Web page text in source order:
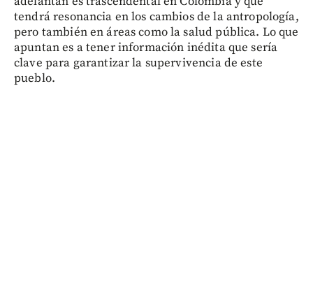
tendrá resonancia en los cambios de la antropología,
pero también en áreas como la salud pública. Lo que
apuntan es a tener información inédita que sería
clave para garantizar la supervivencia de este
pueblo.